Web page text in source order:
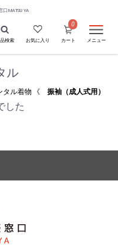
口MATSUYA
検索 お気に入り
0
カート メニュー
ル
タル着物 《 振袖（成人式用）
した